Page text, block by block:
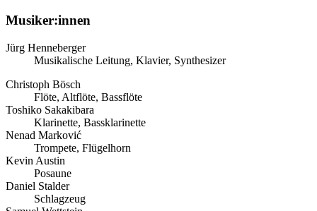
Musiker:innen
Jürg Henneberger
Musikalische Leitung, Klavier, Synthesizer
Christoph Bösch
Flöte, Altflöte, Bassflöte
Toshiko Sakakibara
Klarinette, Bassklarinette
Nenad Marković
Trompete, Flügelhorn
Kevin Austin
Posaune
Daniel Stalder
Schlagzeug